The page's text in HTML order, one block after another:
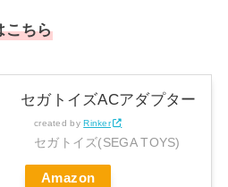
こちら
セガトイズACアダプター
created by Rinker
セガトイズ(SEGA TOYS)
Amazon